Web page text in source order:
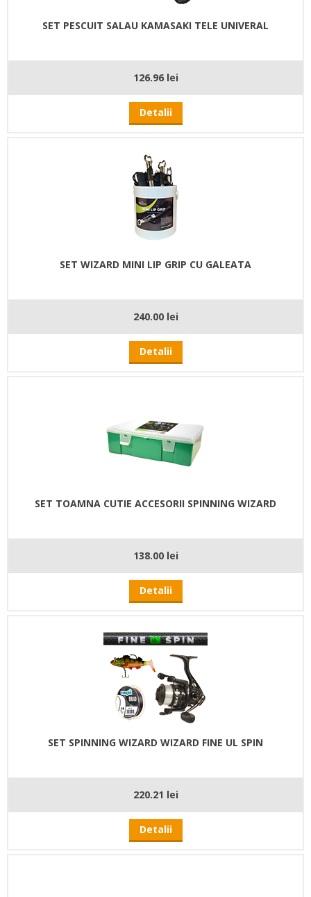
SET PESCUIT SALAU KAMASAKI TELE UNIVERAL
126.96 lei
Detalii
SET WIZARD MINI LIP GRIP CU GALEATA
240.00 lei
Detalii
SET TOAMNA CUTIE ACCESORII SPINNING WIZARD
138.00 lei
Detalii
SET SPINNING WIZARD WIZARD FINE UL SPIN
220.21 lei
Detalii